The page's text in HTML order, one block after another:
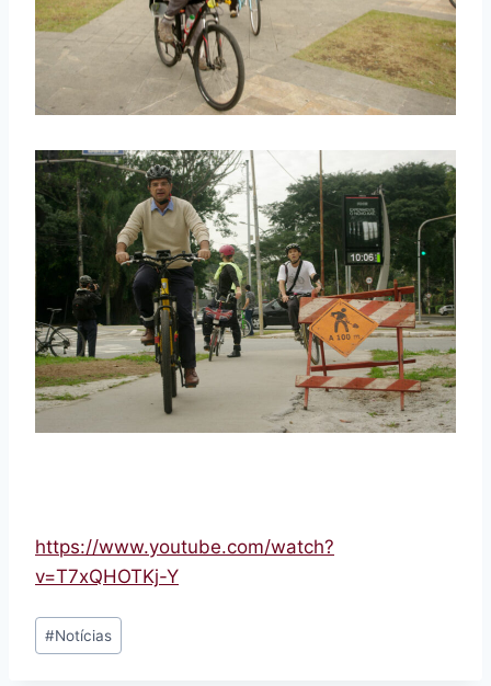
https://www.youtube.com/watch?
v=T7xQHOTKj-Y
Tags
do
#Notícias